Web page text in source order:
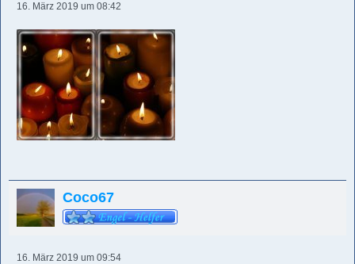
16. März 2019 um 08:42
Coco67
16. März 2019 um 09:54